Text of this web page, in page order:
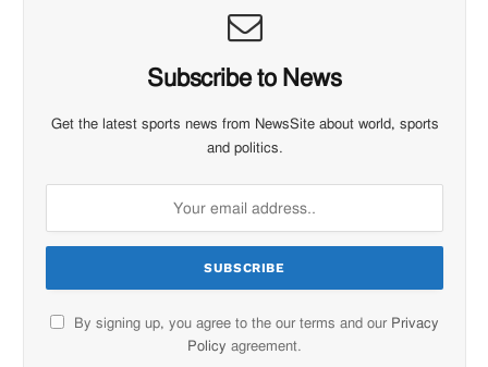
Subscribe to News
Get the latest sports news from NewsSite about world, sports
and politics.
By signing up, you agree to the our terms and our Privacy
Policy agreement.